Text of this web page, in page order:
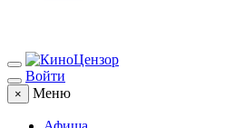
Войти
× Меню